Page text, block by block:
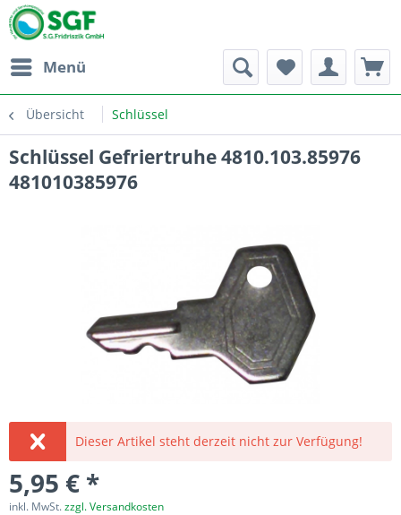
Menü
Übersicht Schlüssel
Schlüssel Gefriertruhe 4810.103.85976
481010385976
Dieser Artikel steht derzeit nicht zur Verfügung!
5,95 € *
inkl. MwSt.zzgl. Versandkosten